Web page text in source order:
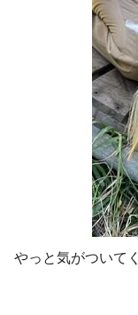
やっと気がついて